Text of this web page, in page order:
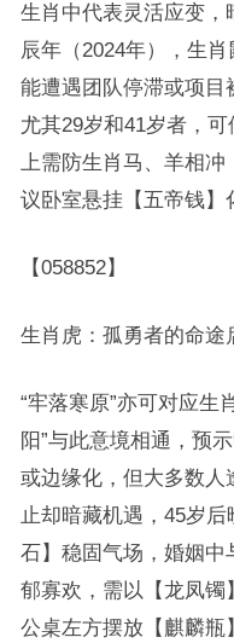
生肖中代表灵活应变，
辰年（2024年），生
能遭遇团队停滞或项目
尤其29岁和41岁者，
上需防生肖马、羊相
议卧室悬挂【五帝钱】
【058852】
生肖虎：孤勇者的命途
“牢落寒原”亦可对应生
阳”与此意境相通，预
或边缘化，但大多数人
止却暗藏机遇，45岁
石】稳固气场，婚姻中
郁寡欢，需以【龙凤镯
公桌左方摆放【麒麟瓶